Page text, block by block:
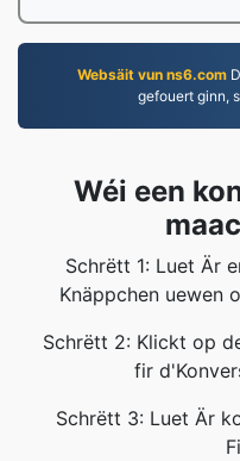
Websäit vun ns6.com
gefouert ginn,
Wéi een
Schrëtt 1: Luet Är
Knäppchen uewen
Schrëtt 2: Klickt op
fir
Schrëtt 3: Luet Är